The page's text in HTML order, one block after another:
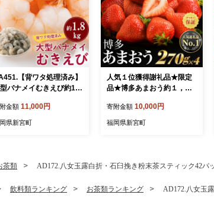
【背ワタ処理済み】
バナメイむきえび約1.8
金額 11,000円
県新宮町
人気１位獲得謝礼品★限定
品★博多あまおう約１，０
年２月以降発送）.A1609
【あまおう】
寄附金額 10,000円
福岡県新宮町
茶類 AD172.八女玉露白折・石臼挽き粉末茶スティック42パ
飲料類ランキング お茶類ランキング AD172.八女玉